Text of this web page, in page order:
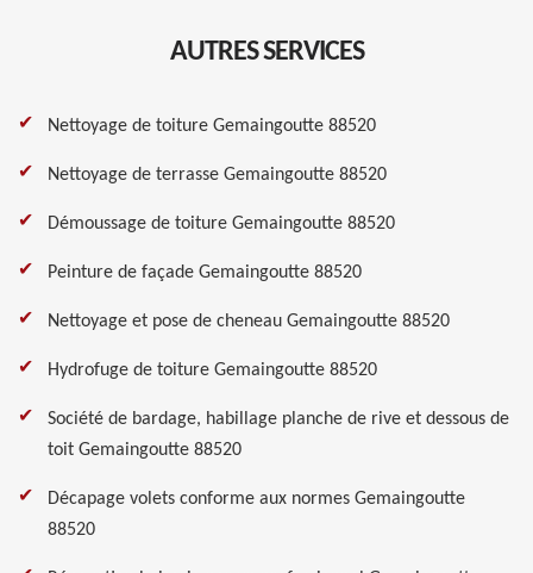
AUTRES SERVICES
Nettoyage de toiture Gemaingoutte 88520
Nettoyage de terrasse Gemaingoutte 88520
Démoussage de toiture Gemaingoutte 88520
Peinture de façade Gemaingoutte 88520
Nettoyage et pose de cheneau Gemaingoutte 88520
Hydrofuge de toiture Gemaingoutte 88520
Société de bardage, habillage planche de rive et dessous de
toit Gemaingoutte 88520
Décapage volets conforme aux normes Gemaingoutte
88520